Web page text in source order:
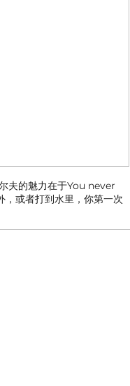
夫的魅力在于You never
或者打到水里，你第一次